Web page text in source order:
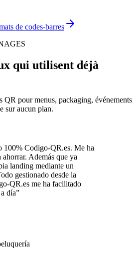
de codes-barres
qui utilisent déjà
QR pour menus, packaging, événements
sur aucun plan.
100% Codigo-QR.es. Me ha
ahorrar. Además que ya
landing mediante un
gestionado desde la
QR.es me ha facilitado
día”